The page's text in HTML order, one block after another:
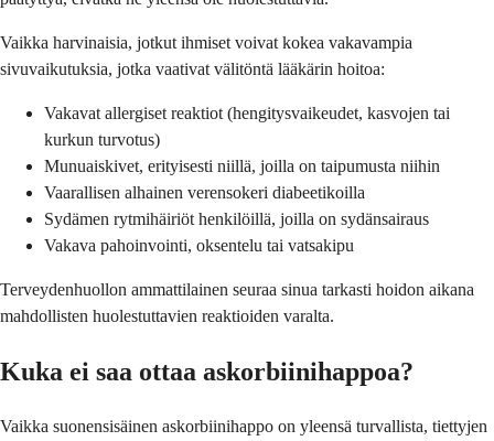
Vaikka harvinaisia, jotkut ihmiset voivat kokea vakavampia
sivuvaikutuksia, jotka vaativat välitöntä lääkärin hoitoa:
Vakavat allergiset reaktiot (hengitysvaikeudet, kasvojen tai
kurkun turvotus)
Munuaiskivet, erityisesti niillä, joilla on taipumusta niihin
Vaarallisen alhainen verensokeri diabeetikoilla
Sydämen rytmihäiriöt henkilöillä, joilla on sydänsairaus
Vakava pahoinvointi, oksentelu tai vatsakipu
Terveydenhuollon ammattilainen seuraa sinua tarkasti hoidon aikana
mahdollisten huolestuttavien reaktioiden varalta.
Kuka ei saa ottaa askorbiinihappoa?
Vaikka suonensisäinen askorbiinihappo on yleensä turvallista, tiettyjen